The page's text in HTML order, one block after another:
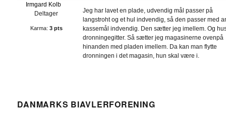
Irmgard Kolb
Deltager
Karma: 3 pts
Jeg har lavet en plade, udvendig mål passer på
langstroht og et hul indvendig, så den passer med
kassemål indvendig. Den sætter jeg imellem. Og
dronningegitter. Så sætter jeg magasinerne ovenpå
hinanden med pladen imellem. Da kan man flytte
dronningen i det magasin, hun skal være i.
DANMARKS BIAVLERFORENING